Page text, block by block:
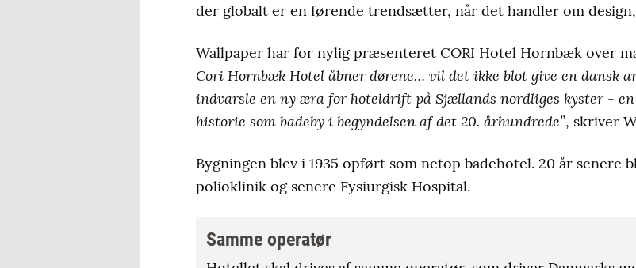
der globalt er en førende trendsætter, når det handler om
Wallpaper har for nylig præsenteret CORI Hotel Hornbæk over
Cori Hornbæk Hotel åbner dørene… vil det ikke blot give en dansk
indvarsle en ny æra for hoteldrift på Sjællands nordliges kyster -
historie som badeby i begyndelsen af det 20. århundrede”, skriver
Bygningen blev i 1935 opført som netop badehotel. 20 år senere
polioklinik og senere Fysiurgisk Hospital.
Samme operatør